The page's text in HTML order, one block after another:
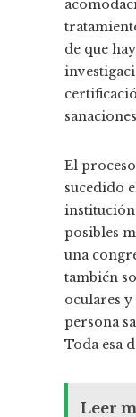
de que
El
sucedido
institución
posibles
una
también
oculares
persona
Toda esa
Leer